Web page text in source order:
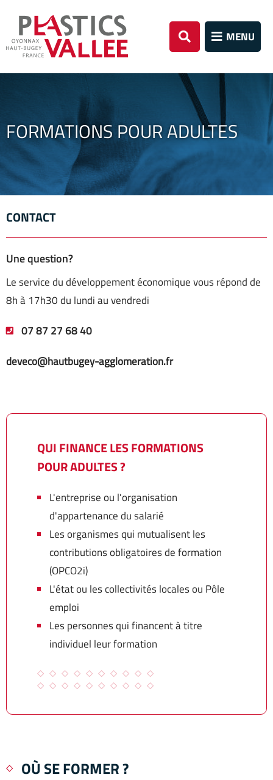
Rechercher
MENU
FORMATIONS POUR ADULTES
CONTACT
Une question?
Le service du développement économique vous répond de
8h à 17h30 du lundi au vendredi
07 87 27 68 40
deveco@hautbugey-agglomeration.fr
QUI FINANCE LES FORMATIONS
POUR ADULTES ?
L'entreprise ou l'organisation
d'appartenance du salarié
Les organismes qui mutualisent les
contributions obligatoires de formation
(OPCO2i)
L'état ou les collectivités locales ou Pôle
emploi
Les personnes qui financent à titre
individuel leur formation
OÙ SE FORMER ?